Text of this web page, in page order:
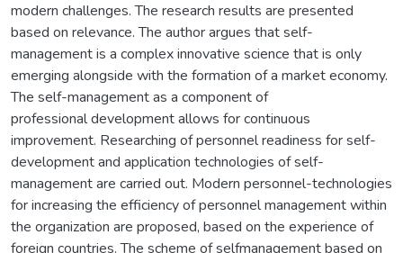
modern challenges. The research results are presented
based on relevance. The author argues that self-
management is a complex innovative science that is only
emerging alongside with the formation of a market economy.
The self-management as a component of
professional development allows for continuous
improvement. Researching of personnel readiness for self-
development and application technologies of self-
management are carried out. Modern personnel-technologies
for increasing the efficiency of personnel management within
the organization are proposed, based on the experience of
foreign countries. The scheme of selfmanagement based on